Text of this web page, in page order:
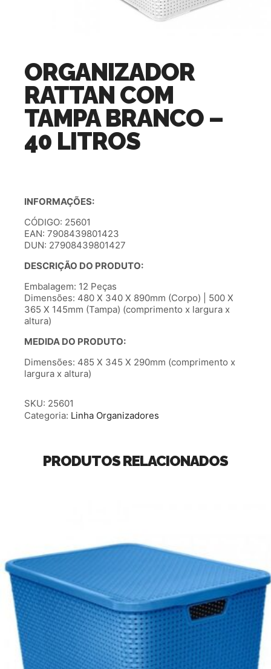
ORGANIZADOR
RATTAN COM
TAMPA BRANCO –
40 LITROS
INFORMAÇÕES:
CÓDIGO: 25601
EAN: 7908439801423
DUN: 27908439801427
DESCRIÇÃO DO PRODUTO:
Embalagem: 12 Peças
Dimensões: 480 X 340 X 890mm (Corpo) | 500 X
365 X 145mm (Tampa) (comprimento x largura x
altura)
MEDIDA DO PRODUTO:
Dimensões: 485 X 345 X 290mm (comprimento x
largura x altura)
SKU: 25601
Categoria: Linha Organizadores
PRODUTOS RELACIONADOS